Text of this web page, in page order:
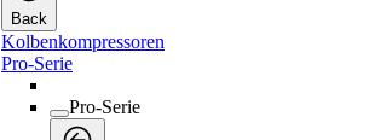
Back
Kolbenkompressoren
Pro-Serie
Pro-Serie